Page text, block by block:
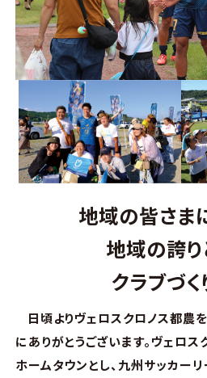
地域の皆さま
地域の誇り
クラブづ
日頃よりヴェロスクロノス都農
にありがとうございます。ヴェロ
ホームタウンとし、九州サッカー